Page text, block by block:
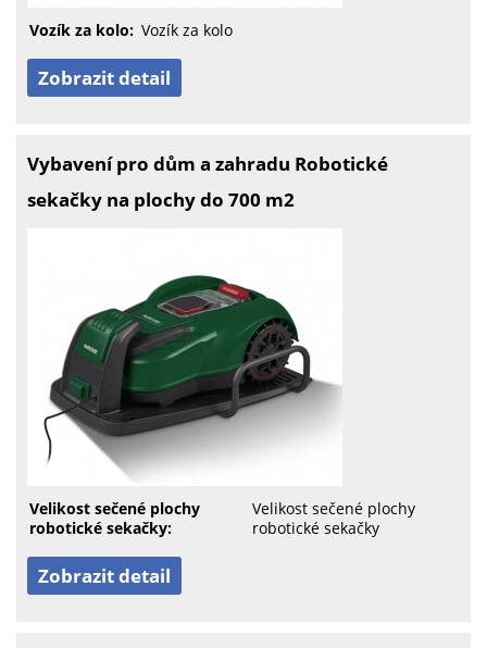
Vozík za kolo: Vozík za kolo
Zobrazit detail
Vybavení pro dům a zahradu Robotické
sekačky na plochy do 700 m2
Velikost sečené plochy
robotické sekačky:
Velikost sečené plochy
robotické sekačky
Zobrazit detail